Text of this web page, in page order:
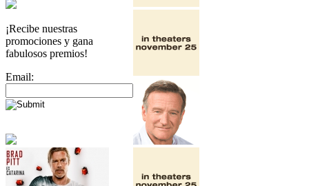
¡Recibe nuestras
promociones y gana
fabulosos premios!
Email: